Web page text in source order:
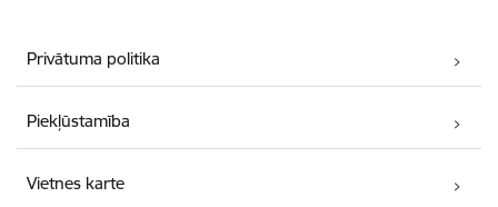
Privātuma politika
Piekļūstamība
Vietnes karte